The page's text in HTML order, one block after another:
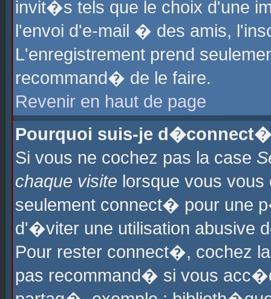
invit�s tels que le choix d'une
l'envoi d'e-mail � des amis,
L'enregistrement prend
recommand� de le faire.
Revenir en haut de page
Pourquoi suis-je
Si vous ne cochez pas la case
chaque visite lorsque vous
seulement connect� pour une
d'�viter une utilisation abusive
Pour rester connect�, cochez
pas recommand� si vous